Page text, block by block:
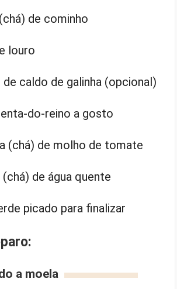
de cominho
louro
caldo de galinha (opcional)
do-reino a gosto
(chá) de molho de tomate
de água quente
picado para finalizar
a moela